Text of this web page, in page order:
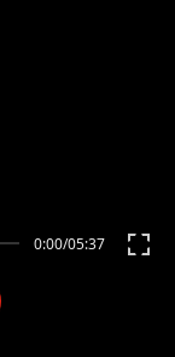
0:00/05:37